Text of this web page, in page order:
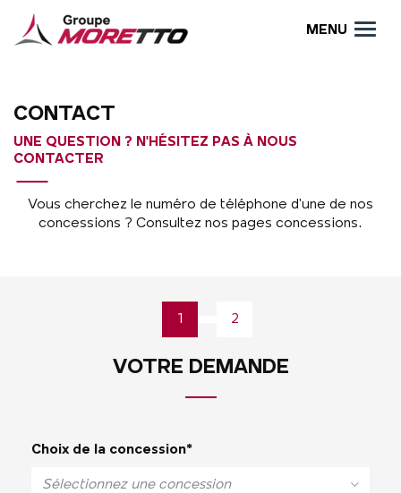
MENU
CONTACT
UNE QUESTION ? N'HÉSITEZ PAS À NOUS
CONTACTER
Vous cherchez le numéro de téléphone d'une de nos
concessions ? Consultez nos pages concessions.
1 2
VOTRE DEMANDE
Choix de la concession*
Sélectionnez une concession